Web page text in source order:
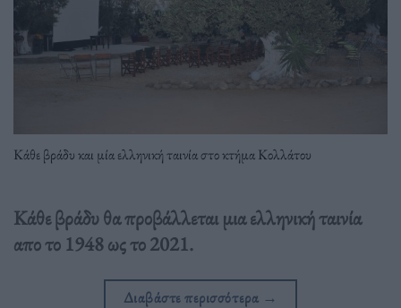
Κάθε βράδυ και μία ελληνική ταινία στο κτήμα Κολλάτου
Κάθε βράδυ θα προβάλλεται μια ελληνική ταινία
απο το 1948 ως το 2021.
Διαβάστε περισσότερα →